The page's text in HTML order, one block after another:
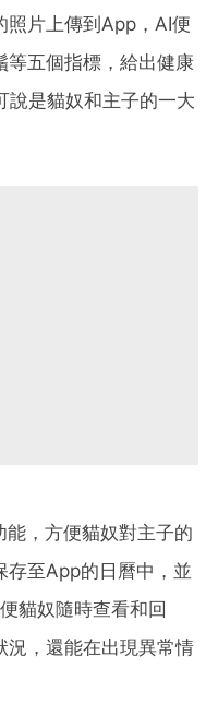
照片上傳到App，AI便
等五個指標，給出健康
說是貓奴和主子的一大
能，方便貓奴對主子的
存至App的日曆中，並
貓奴隨時查看和回
況，還能在出現異常情